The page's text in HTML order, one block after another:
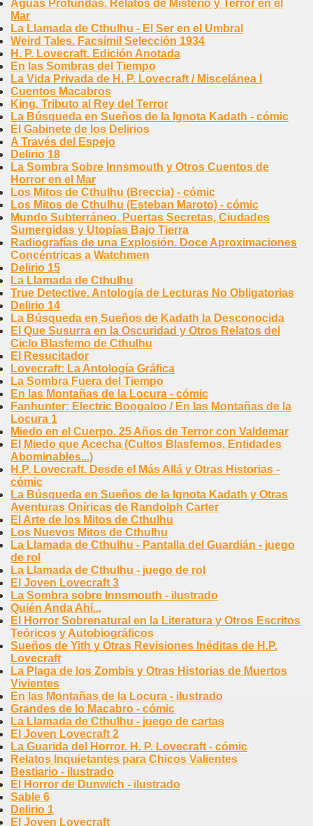
Aguas Profundas. Relatos de Misterio y Terror en el
Mar
La Llamada de Cthulhu - El Ser en el Umbral
Weird Tales. Facsímil Selección 1934
H. P. Lovecraft. Edición Anotada
En las Sombras del Tiempo
La Vida Privada de H. P. Lovecraft / Miscelánea I
Cuentos Macabros
King. Tributo al Rey del Terror
La Búsqueda en Sueños de la Ignota Kadath - cómic
El Gabinete de los Delirios
A Través del Espejo
Delirio 18
La Sombra Sobre Innsmouth y Otros Cuentos de
Horror en el Mar
Los Mitos de Cthulhu (Breccia) - cómic
Los Mitos de Cthulhu (Esteban Maroto) - cómic
Mundo Subterráneo. Puertas Secretas, Ciudades
Sumergidas y Utopías Bajo Tierra
Radiografías de una Explosión. Doce Aproximaciones
Concéntricas a Watchmen
Delirio 15
La Llamada de Cthulhu
True Detective. Antología de Lecturas No Obligatorias
Delirio 14
La Búsqueda en Sueños de Kadath la Desconocida
El Que Susurra en la Oscuridad y Otros Relatos del
Ciclo Blasfemo de Cthulhu
El Resucitador
Lovecraft: La Antología Gráfica
La Sombra Fuera del Tiempo
En las Montañas de la Locura - cómic
Fanhunter: Electric Boogaloo / En las Montañas de la
Locura 1
Miedo en el Cuerpo. 25 Años de Terror con Valdemar
El Miedo que Acecha (Cultos Blasfemos, Entidades
Abominables...)
H.P. Lovecraft. Desde el Más Allá y Otras Historias -
cómic
La Búsqueda en Sueños de la Ignota Kadath y Otras
Aventuras Oníricas de Randolph Carter
El Arte de los Mitos de Cthulhu
Los Nuevos Mitos de Cthulhu
La Llamada de Cthulhu - Pantalla del Guardián - juego
de rol
La Llamada de Cthulhu - juego de rol
El Joven Lovecraft 3
La Sombra sobre Innsmouth - ilustrado
Quién Anda Ahí...
El Horror Sobrenatural en la Literatura y Otros Escritos
Teóricos y Autobiográficos
Sueños de Yith y Otras Revisiones Inéditas de H.P.
Lovecraft
La Plaga de los Zombis y Otras Historias de Muertos
Vivientes
En las Montañas de la Locura - ilustrado
Grandes de lo Macabro - cómic
La Llamada de Cthulhu - juego de cartas
El Joven Lovecraft 2
La Guarida del Horror. H. P. Lovecraft - cómic
Relatos Inquietantes para Chicos Valientes
Bestiario - ilustrado
El Horror de Dunwich - ilustrado
Sable 6
Delirio 1
El Joven Lovecraft